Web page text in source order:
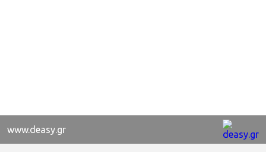
www.deasy.gr